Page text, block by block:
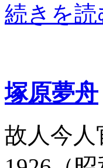
続きを読
塚原夢舟
故人今人